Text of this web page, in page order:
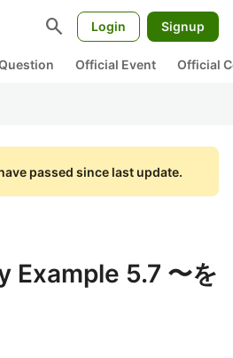
search Login Signup
Official Event Official
passed since last update.
Example 5.7 〜を